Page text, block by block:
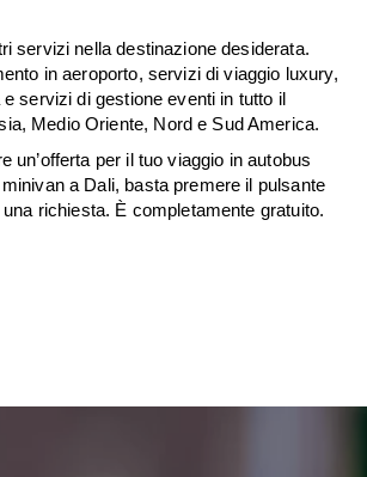
servizi nella destinazione desiderata.
in aeroporto, servizi di viaggio luxury,
servizi di gestione eventi in tutto il
Medio Oriente, Nord e Sud America.
un’offerta per il tuo viaggio in autobus
a Dali, basta premere il pulsante
richiesta. È completamente gratuito.